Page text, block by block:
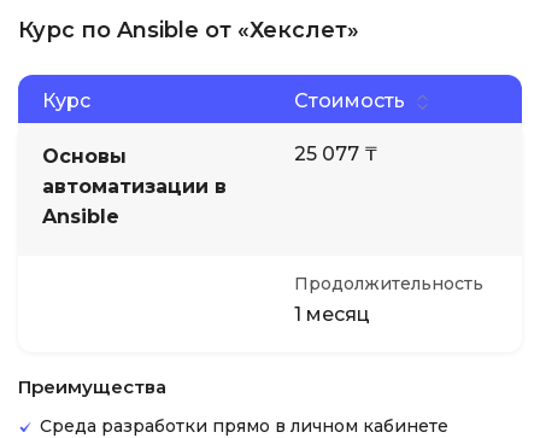
Курс по Ansible от «Хекслет»
Курс Стоимость
Основы
автоматизации в
Ansible
25 077 ₸
Продолжительность
1 месяц
Преимущества
Среда разработки прямо в личном кабинете